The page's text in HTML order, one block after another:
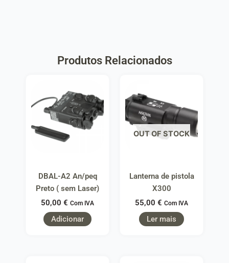
Produtos Relacionados
DBAL-A2 An/peq
Preto ( sem Laser)
50,00 € Com IVA
Adicionar
OUT OF STOCK
Lanterna de pistola
X300
55,00 € Com IVA
Ler mais